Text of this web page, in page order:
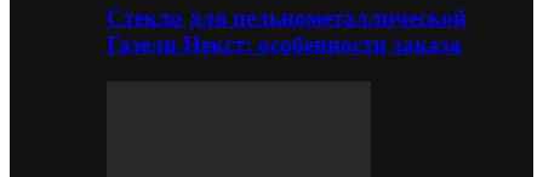
Стекло для цельнометаллической
Газели Некст: особенности заказа